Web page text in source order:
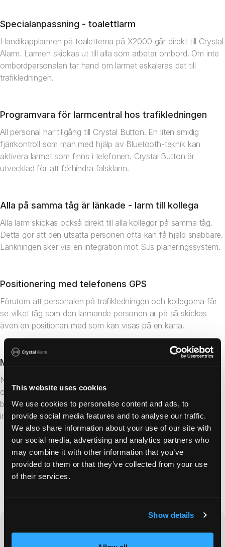
This website uses cookies
We use cookies to personalise content and ads, to
provide social media features and to analyse our traffic.
We also share information about your use of our site with
our social media, advertising and analytics partners who
may combine it with other information that you’ve
provided to them or that they’ve collected from your use
of their services.
Show details
Specialanpassning - toalettlarm
Handikapplarmen på toaletterna på X2000 går direkt till Crystal
Alarm. Larmen skickas ut till alla som arbetar ombord. Om inte
ombordpersonalen tar hand om larmet eskaleras det till
trafikledningen.
Programvara för larmcentral hos trafikledningen
All personal har tillgång till Crystal Button. En liten smidig
fjärrkontroll som man med hjälp av Bluetooth-teknik kan
aktivera larmet som finns i telefonen. Crystal Button är
utvecklad för att förhindra falsklarm.
Alla på samma tåg är länkade - larm till kollega
Alla larm skickas också direkt till alla kollegor på samma tåg.
Detta gör att den utsatta personen ofta kan få hjälp snabbare.
Länkningen sker via en integration mot SJs planeringssystem.
Positionering med telefonens GPS
Förutom att personalen på trafikledningen och kollegorna får
se vilket tåg som den larmande personen är på så skickas
även en positionen med som kan visas på en karta.
Medhörning - lätt att bedöma läget
När någon larmar aktiveras automatiskt telefonens mikrofon
och gör att man på trafikledningen kan lyssna på
bakgrundsljud. Funktionen är stor hjälp för att bedöma vilken
insats som krävs.
Boka demo
som verkligen fungerar. Våra medarbetare kan